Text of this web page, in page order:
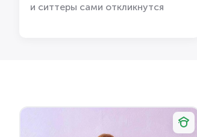
и ситтеры сами откликнутся